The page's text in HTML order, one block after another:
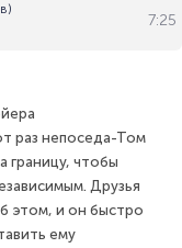
7:25
раз непоседа-Том
границу, чтобы
Друзья
этом, и он быстро
ему